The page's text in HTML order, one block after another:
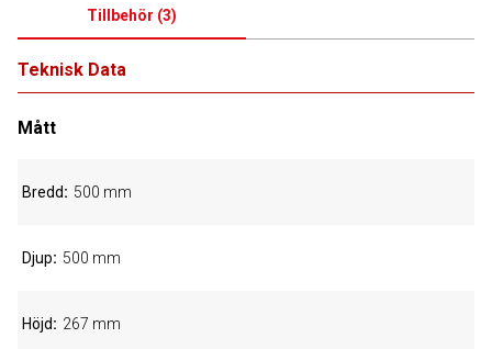
Tillbehör (3)
Teknisk Data
Mått
Bredd 500 mm
Djup 500 mm
Höjd 267 mm